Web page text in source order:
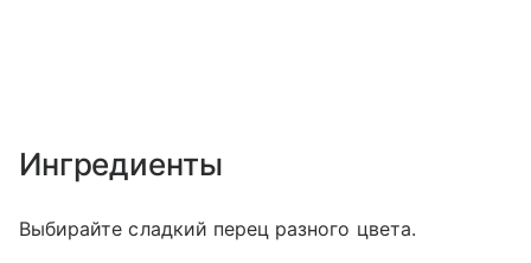
Ингредиенты
Выбирайте сладкий перец разного цвета.